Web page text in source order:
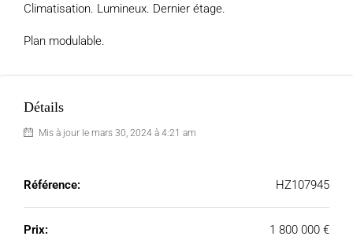
Climatisation. Lumineux. Dernier étage.
Plan modulable.
Détails
Mis à jour le mars 30, 2024 à 4:21 am
Référence: HZ107945
Prix: 1 800 000 €